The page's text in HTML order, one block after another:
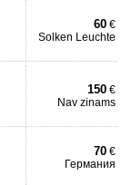
60 €
Solken Leuchte
150 €
Nav zinams
70 €
Германия